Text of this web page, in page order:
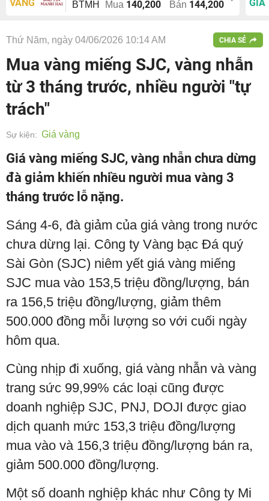
VÀNG
BTMH Mua 140,200 Bán 144,200
GIÁ
Thứ Năm, ngày 04/06/2026 10:14 AM CHIA SẺ
Mua vàng miếng SJC, vàng nhẫn
từ 3 tháng trước, nhiều người "tự
trách"
Sự kiện: Giá vàng
Giá vàng miếng SJC, vàng nhẫn chưa dừng
đà giảm khiến nhiều người mua vàng 3
tháng trước lỗ nặng.
Sáng 4-6, đà giảm của giá vàng trong nước
chưa dừng lại. Công ty Vàng bạc Đá quý
Sài Gòn (SJC) niêm yết giá vàng miếng
SJC mua vào 153,5 triệu đồng/lượng, bán
ra 156,5 triệu đồng/lượng, giảm thêm
500.000 đồng mỗi lượng so với cuối ngày
hôm qua.
Cùng nhịp đi xuống, giá vàng nhẫn và vàng
trang sức 99,99% các loại cũng được
doanh nghiệp SJC, PNJ, DOJI được giao
dịch quanh mức 153,3 triệu đồng/lượng
mua vào và 156,3 triệu đồng/lượng bán ra,
giảm 500.000 đồng/lượng.
Một số doanh nghiệp khác như Công ty Mi